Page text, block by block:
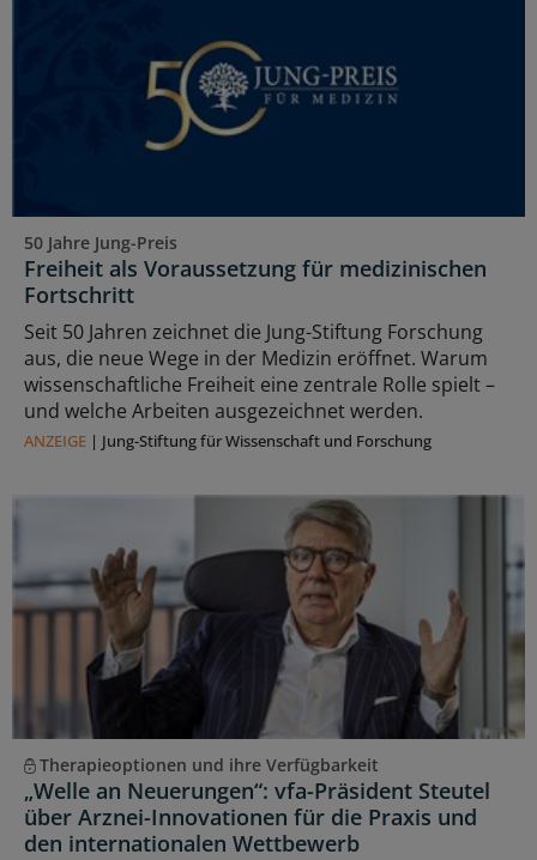
50 Jahre Jung-Preis
Freiheit als Voraussetzung für medizinischen
Fortschritt
Seit 50 Jahren zeichnet die Jung-Stiftung Forschung
aus, die neue Wege in der Medizin eröffnet. Warum
wissenschaftliche Freiheit eine zentrale Rolle spielt –
und welche Arbeiten ausgezeichnet werden.
ANZEIGE | Jung-Stiftung für Wissenschaft und Forschung
Therapieoptionen und ihre Verfügbarkeit
„Welle an Neuerungen“: vfa-Präsident Steutel
über Arznei-Innovationen für die Praxis und
den internationalen Wettbewerb